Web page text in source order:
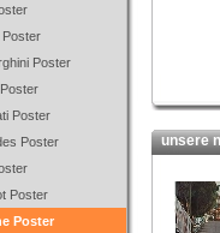
Poster
Poster
Poster
Poster
Poster
unsere